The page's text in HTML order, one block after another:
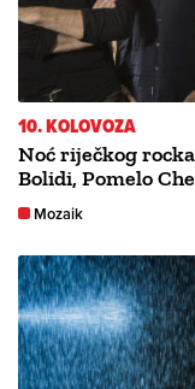
10. KOLOVOZA
Noć riječkog
Bolidi, Pomelo
Mozaik